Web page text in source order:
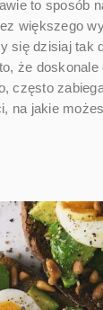
to sposób
większego
się dzisiaj tak
że doskonale
często
na jakie